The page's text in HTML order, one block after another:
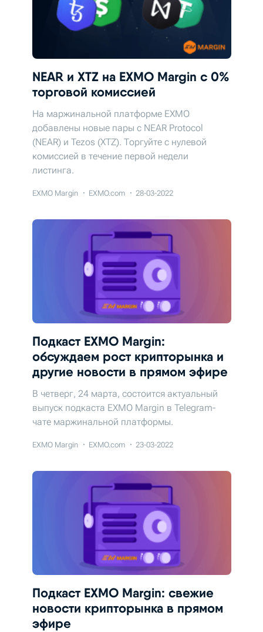
NEAR и XTZ на EXMO Margin с 0%
торговой комиссией
На маржинальной платформе EXMO
добавлены новые пары с NEAR Protocol
(NEAR) и Tezos (XTZ). Торгуйте с нулевой
комиссией в течение первой недели
листинга.
EXMO Margin EXMO.com 28-03-2022
Подкаст EXMO Margin:
обсуждаем рост крипторынка и
другие новости в прямом эфире
В четверг, 24 марта, состоится актуальный
выпуск подкаста EXMO Margin в Telegram-
чате маржинальной платформы.
EXMO Margin EXMO.com 23-03-2022
Подкаст EXMO Margin: свежие
новости крипторынка в прямом
эфире